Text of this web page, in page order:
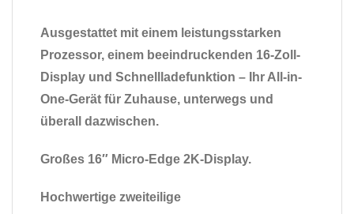
Ausgestattet mit einem leistungsstarken
Prozessor, einem beeindruckenden 16-Zoll-
Display und Schnellladefunktion – Ihr All-in-
One-Gerät für Zuhause, unterwegs und
überall dazwischen.
Großes 16″ Micro-Edge 2K-Display.
Hochwertige zweiteilige